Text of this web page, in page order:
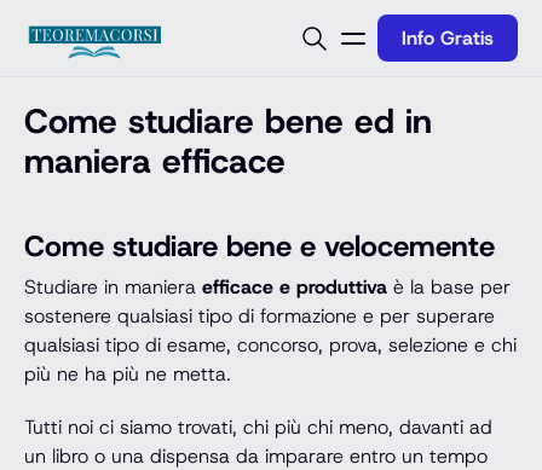
Info Gratis
Come studiare bene ed in
maniera efficace
Come studiare bene e velocemente
Studiare in maniera efficace e produttiva è la base per
sostenere qualsiasi tipo di formazione e per superare
qualsiasi tipo di esame, concorso, prova, selezione e chi
più ne ha più ne metta.
Tutti noi ci siamo trovati, chi più chi meno, davanti ad
un libro o una dispensa da imparare entro un tempo